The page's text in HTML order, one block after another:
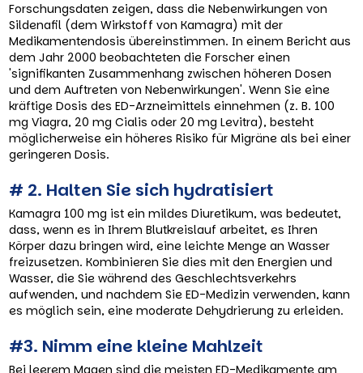
Forschungsdaten zeigen, dass die Nebenwirkungen von
Sildenafil (dem Wirkstoff von Kamagra) mit der
Medikamentendosis übereinstimmen. In einem Bericht aus
dem Jahr 2000 beobachteten die Forscher einen
'signifikanten Zusammenhang zwischen höheren Dosen
und dem Auftreten von Nebenwirkungen'. Wenn Sie eine
kräftige Dosis des ED-Arzneimittels einnehmen (z. B. 100
mg Viagra, 20 mg Cialis oder 20 mg Levitra), besteht
möglicherweise ein höheres Risiko für Migräne als bei einer
geringeren Dosis.
# 2. Halten Sie sich hydratisiert
Kamagra 100 mg ist ein mildes Diuretikum, was bedeutet,
dass, wenn es in Ihrem Blutkreislauf arbeitet, es Ihren
Körper dazu bringen wird, eine leichte Menge an Wasser
freizusetzen. Kombinieren Sie dies mit den Energien und
Wasser, die Sie während des Geschlechtsverkehrs
aufwenden, und nachdem Sie ED-Medizin verwenden, kann
es möglich sein, eine moderate Dehydrierung zu erleiden.
#3. Nimm eine kleine Mahlzeit